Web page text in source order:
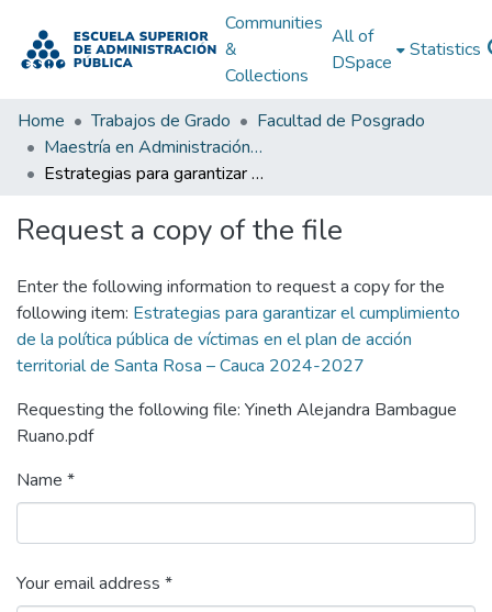
Communities
&
Collections
All of
DSpace
Statistics
Home Trabajos de Grado
Facultad de Posgrado
Maestría en Administración Pública
Estrategias para garantizar el cumplimiento de la política pública de víctimas en el plan de acción territorial de Santa Rosa – Cauca 2024-2027
Request a copy of the file
Enter the following information to request a copy for the
following item: Estrategias para garantizar el cumplimiento
de la política pública de víctimas en el plan de acción
territorial de Santa Rosa – Cauca 2024-2027
Requesting the following file: Yineth Alejandra Bambague
Ruano.pdf
Name *
Your email address *